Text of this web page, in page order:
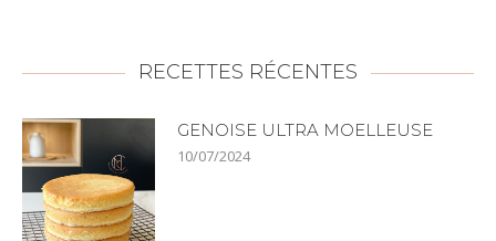
RECETTES RÉCENTES
GENOISE ULTRA MOELLEUSE
10/07/2024